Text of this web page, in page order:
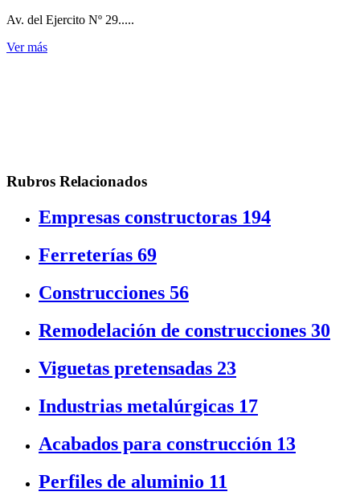
Av. del Ejercito Nº 29.....
Ver más
Rubros Relacionados
Empresas constructoras 194
Ferreterías 69
Construcciones 56
Remodelación de construcciones 30
Viguetas pretensadas 23
Industrias metalúrgicas 17
Acabados para construcción 13
Perfiles de aluminio 11